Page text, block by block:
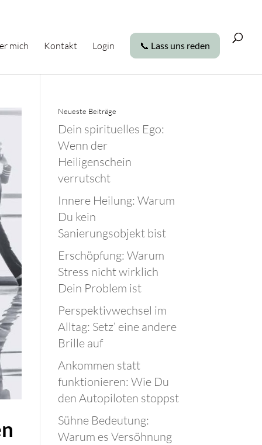
mich Kontakt Login 📞 Lass uns reden
Neueste Beiträge
Dein spirituelles Ego:
Wenn der
Heiligenschein
verrutscht
Innere Heilung: Warum
Du kein
Sanierungsobjekt bist
Erschöpfung: Warum
Stress nicht wirklich
Dein Problem ist
Perspektivwechsel im
Alltag: Setz‘ eine andere
Brille auf
Ankommen statt
funktionieren: Wie Du
den Autopiloten stoppst
Sühne Bedeutung:
Warum es Versöhnung